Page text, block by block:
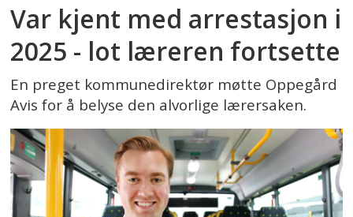
Var kjent med arrestasjon i
2025 - lot læreren fortsette
En preget kommunedirektør møtte Oppegård
Avis for å belyse den alvorlige lærersaken.